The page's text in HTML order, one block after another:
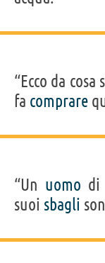
“Ecco da
fa comprare
“Un uomo di
suoi sbagli